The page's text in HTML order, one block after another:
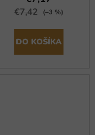
€7,42 (–3 %)
DO KOŠÍKA